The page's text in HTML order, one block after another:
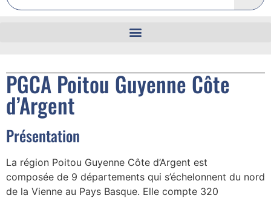
PGCA Poitou Guyenne Côte
d’Argent
Présentation
La région Poitou Guyenne Côte d’Argent est
composée de 9 départements qui s’échelonnent du nord
de la Vienne au Pays Basque. Elle compte 320